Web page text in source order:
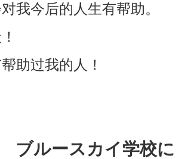
我今后的人生有帮助。
助过我的人！
ブルースカイ学校